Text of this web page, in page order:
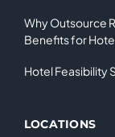
Why Outsource
Benefits for
Hotel Feasibility
LOCATIONS